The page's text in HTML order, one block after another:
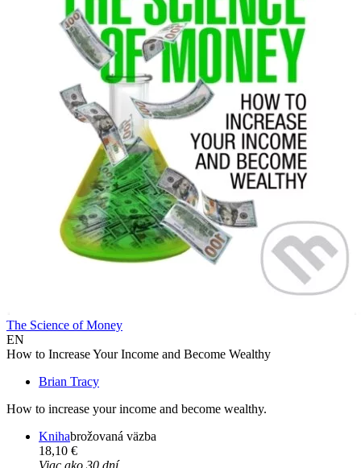
The Science of Money
EN
How to Increase Your Income and Become Wealthy
Brian Tracy
How to increase your income and become wealthy.
Knihabrožovaná väzba
18,10 €